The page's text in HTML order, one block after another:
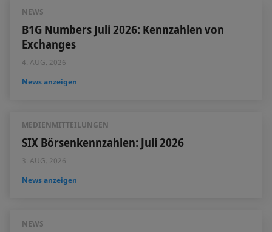
NEWS
B1G Numbers Juli 2026: Kennzahlen von
Exchanges
4. AUG. 2026
News anzeigen
MEDIENMITTEILUNGEN
SIX Börsenkennzahlen: Juli 2026
3. AUG. 2026
News anzeigen
NEWS